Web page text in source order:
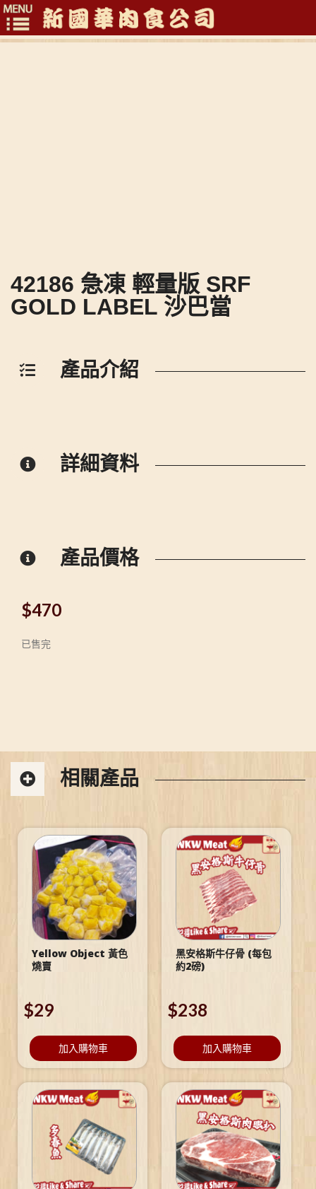
Toggle
42186 急凍 輕量版 SRF
GOLD LABEL 沙巴當
產品介紹
詳細資料
產品價格
$470
已售完
相關產品
Yellow Object 黃色
燒賣
$29
加入購物車
黑安格斯牛仔骨 (每包
約2磅)
$238
加入購物車